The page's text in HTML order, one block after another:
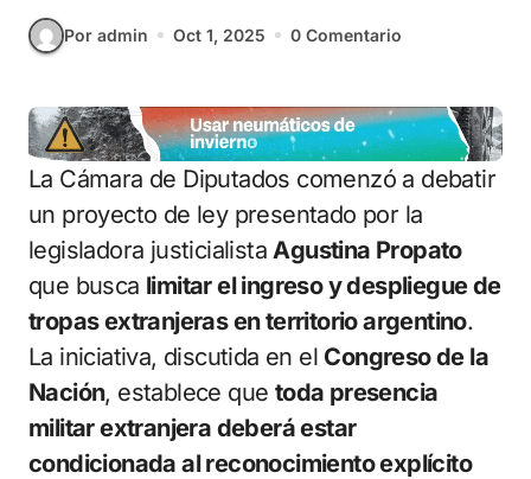
Por admin Oct 1, 2025 0 Comentario
La Cámara de Diputados comenzó a debatir
un proyecto de ley presentado por la
legisladora justicialistaAgustina Propato
que busca limitar el ingreso y despliegue de
tropas extranjeras en territorio argentino.
La iniciativa, discutida en el Congreso de la
Nación, establece que toda presencia
militar extranjera deberá estar
condicionada al reconocimiento explícito